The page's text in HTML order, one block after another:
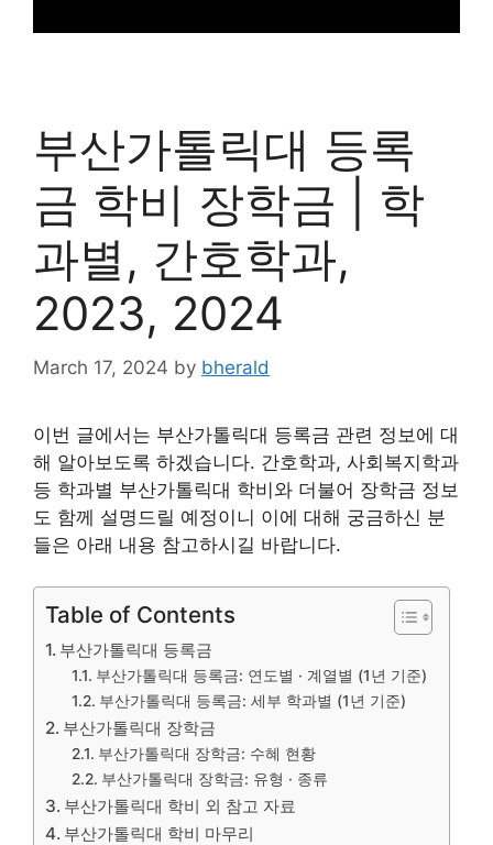
부산가톨릭대 등록
금 학비 장학금 | 학
과별, 간호학과,
2023, 2024
March 17, 2024 by bherald
이번 글에서는 부산가톨릭대 등록금 관련 정보에 대
해 알아보도록 하겠습니다. 간호학과, 사회복지학과
등 학과별 부산가톨릭대 학비와 더불어 장학금 정보
도 함께 설명드릴 예정이니 이에 대해 궁금하신 분
들은 아래 내용 참고하시길 바랍니다.
Table of Contents
부산가톨릭대 등록금
부산가톨릭대 등록금: 연도별 · 계열별 (1년 기준)
부산가톨릭대 등록금: 세부 학과별 (1년 기준)
부산가톨릭대 장학금
부산가톨릭대 장학금: 수혜 현황
부산가톨릭대 장학금: 유형 · 종류
부산가톨릭대 학비 외 참고 자료
부산가톨릭대 학비 마무리